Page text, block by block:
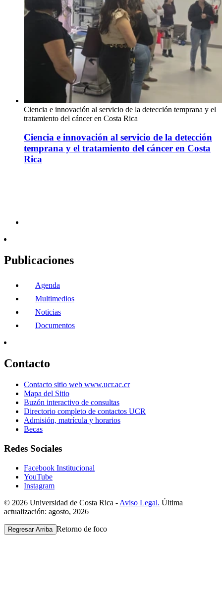
Ciencia e innovación al servicio de la detección temprana y el
tratamiento del cáncer en Costa Rica
Ciencia e innovación al servicio de la detección
temprana y el tratamiento del cáncer en Costa
Rica
Publicaciones
Agenda
Multimedios
Noticias
Documentos
Contacto
Contacto sitio web www.ucr.ac.cr
Mapa del Sitio
Buzón interactivo de consultas
Directorio completo de contactos UCR
Admisión, matrícula y horarios
Becas
Redes Sociales
Facebook Institucional
YouTube
Instagram
© 2026 Universidad de Costa Rica - Aviso Legal. Última
actualización: agosto, 2026
Regresar Arriba Retorno de foco